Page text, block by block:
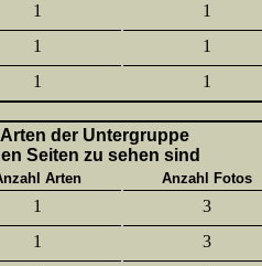
1 1
1 1
1 1
der Untergruppe
Seiten zu sehen sind
Arten
Anzahl Fotos
1 3
1 3